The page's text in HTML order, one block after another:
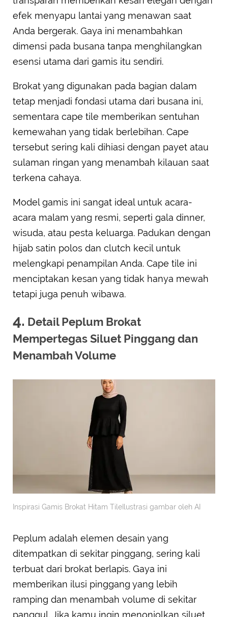
efek menyapu lantai yang menawan saat
Anda bergerak. Gaya ini menambahkan
dimensi pada busana tanpa menghilangkan
esensi utama dari gamis itu sendiri.
Brokat yang digunakan pada bagian dalam
tetap menjadi fondasi utama dari busana ini,
sementara cape tile memberikan sentuhan
kemewahan yang tidak berlebihan. Cape
tersebut sering kali dihiasi dengan payet atau
sulaman ringan yang menambah kilauan saat
terkena cahaya.
Model gamis ini sangat ideal untuk acara-
acara malam yang resmi, seperti gala dinner,
wisuda, atau pesta keluarga. Padukan dengan
hijab satin polos dan clutch kecil untuk
melengkapi penampilan Anda. Cape tile ini
menciptakan kesan yang tidak hanya mewah
tetapi juga penuh wibawa.
4. Detail Peplum Brokat
Mempertegas Siluet Pinggang dan
Menambah Volume
Inspirasi Gamis Brokat Hitam TileIlustrasi gambar oleh AI
Peplum adalah elemen desain yang
ditempatkan di sekitar pinggang, sering kali
terbuat dari brokat berlapis. Gaya ini
memberikan ilusi pinggang yang lebih
ramping dan menambah volume di sekitar
panggul. Jika kamu ingin menonjolkan siluet